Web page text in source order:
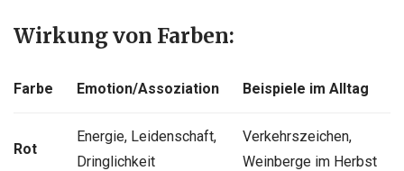
Wirkung von Farben:
Farbe Emotion/Assoziation Beispiele im Alltag
Rot
Energie, Leidenschaft,
Dringlichkeit
Verkehrszeichen,
Weinberge im Herbst